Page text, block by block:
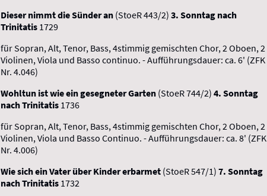
Dieser nimmt die Sünder an (StoeR 443/2) 3. Sonntag nach
Trinitatis 1729
für Sopran, Alt, Tenor, Bass, 4stimmig gemischten Chor, 2 Oboen, 2
Violinen, Viola und Basso continuo. - Aufführungsdauer: ca. 6' (ZFK
Nr. 4.046)
Wohltun ist wie ein gesegneter Garten (StoeR 744/2) 4. Sonntag
nach Trinitatis 1736
für Sopran, Alt, Tenor, Bass, 4stimmig gemischten Chor, 2 Oboen, 2
Violinen, Viola und Basso Continuo. - Aufführungsdauer: ca. 8' (ZFK
Nr. 4.006)
Wie sich ein Vater über Kinder erbarmet (StoeR 547/1) 7. Sonntag
nach Trinitatis 1732